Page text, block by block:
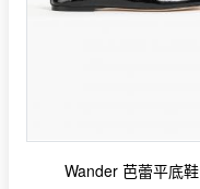
Wander 芭蕾平底鞋